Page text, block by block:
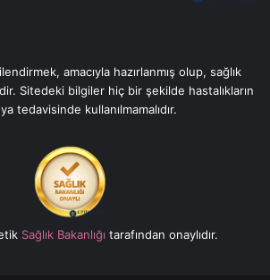
amacıyla hazırlanmış olup, sağlık
Sitedeki bilgiler hiç bir şekilde hastalıkların
tedavisinde kullanılmamalıdır.
Sağlık Bakanlığı tarafından onaylıdır.